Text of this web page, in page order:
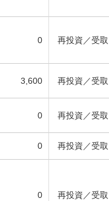
0 再投資／受取
3,600 再投資／受取
0 再投資／受取
0 再投資／受取
0 再投資／受取